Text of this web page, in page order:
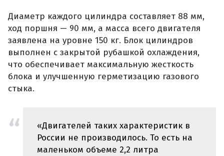
Диаметр каждого цилиндра составляет 88 мм,
ход поршня — 90 мм, а масса всего двигателя
заявлена на уровне 150 кг. Блок цилиндров
выполнен с закрытой рубашкой охлаждения,
что обеспечивает максимальную жесткость
блока и улучшенную герметизацию газового
стыка.
«Двигателей таких характеристик в
России не производилось. То есть на
маленьком объеме 2,2 литра